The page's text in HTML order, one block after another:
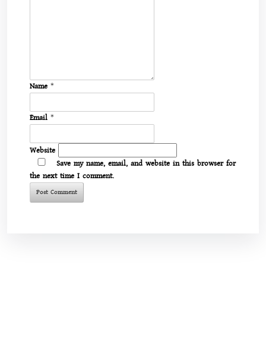
Name *
Email *
Website
Save my name, email, and website in this browser for
the next time I comment.